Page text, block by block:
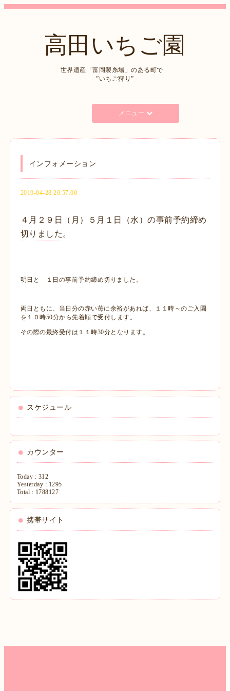
高田いちご園
世界遺産「富岡製糸場」のある町で
”いちご狩り”
メニュー
インフォメーション
2019-04-28 20:57:00
４月２９日（月）５月１日（水）の事前予約締め
切りました。
明日と １日の事前予約締め切りました。
両日ともに、当日分の赤い苺に余裕があれば、１１時～のご入園
を１０時50分から先着順で受付します。
その際の最終受付は１１時30分となります。
スケジュール
カウンター
Today : 312
Yesterday : 1295
Total : 1788127
携帯サイト